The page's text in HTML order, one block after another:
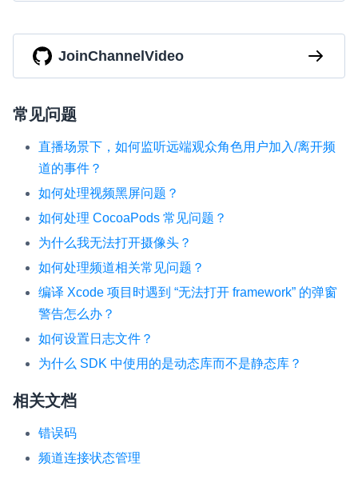
JoinChannelVideo
常见问题
直播场景下，如何监听远端观众角色用户加入/离开频
道的事件？
如何处理视频黑屏问题？
如何处理 CocoaPods 常见问题？
为什么我无法打开摄像头？
如何处理频道相关常见问题？
编译 Xcode 项目时遇到 “无法打开 framework” 的弹窗
警告怎么办？
如何设置日志文件？
为什么 SDK 中使用的是动态库而不是静态库？
相关文档
错误码
频道连接状态管理